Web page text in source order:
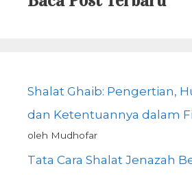
Shalat Ghaib: Pengertian,
dan Ketentuannya dalam
oleh Mudhofar
Tata Cara Shalat Jenazah